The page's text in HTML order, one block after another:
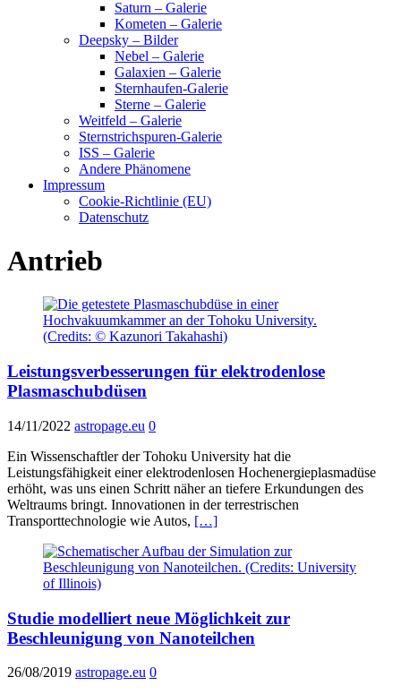
Saturn – Galerie
Kometen – Galerie
Deepsky – Bilder
Nebel – Galerie
Galaxien – Galerie
Sternhaufen-Galerie
Sterne – Galerie
Weitfeld – Galerie
Sternstrichspuren-Galerie
ISS – Galerie
Andere Phänomene
Impressum
Cookie-Richtlinie (EU)
Datenschutz
Antrieb
Leistungsverbesserungen für elektrodenlose
Plasmaschubdüsen
14/11/2022 astropage.eu 0
Ein Wissenschaftler der Tohoku University hat die
Leistungsfähigkeit einer elektrodenlosen Hochenergieplasmadüse
erhöht, was uns einen Schritt näher an tiefere Erkundungen des
Weltraums bringt. Innovationen in der terrestrischen
Transporttechnologie wie Autos, […]
Studie modelliert neue Möglichkeit zur
Beschleunigung von Nanoteilchen
26/08/2019 astropage.eu 0